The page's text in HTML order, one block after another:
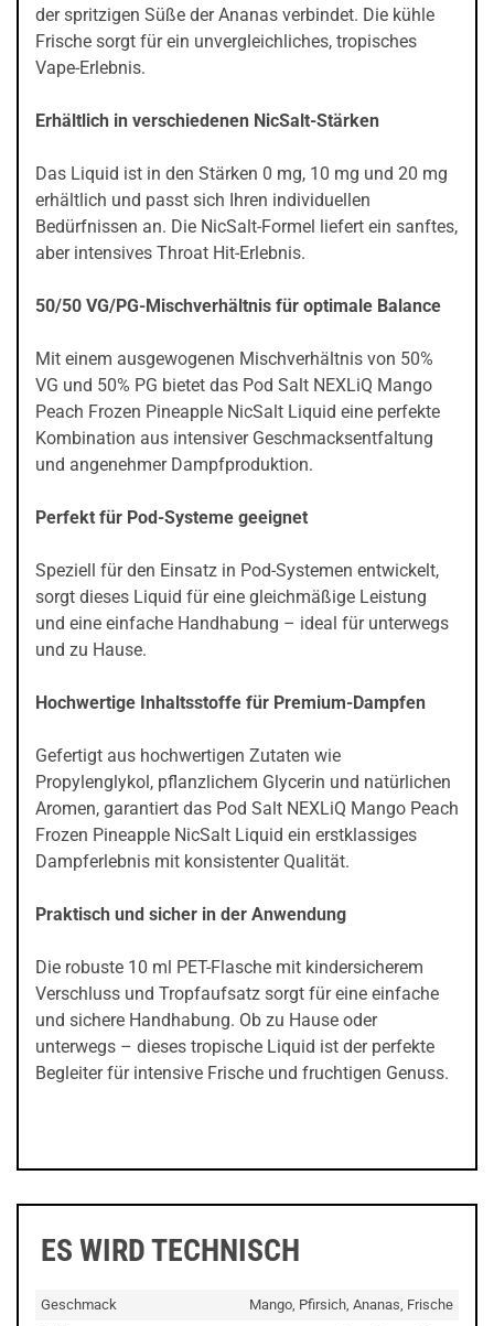
der spritzigen Süße der Ananas verbindet. Die kühle
Frische sorgt für ein unvergleichliches, tropisches
Vape-Erlebnis.
Erhältlich in verschiedenen NicSalt-Stärken
Das Liquid ist in den Stärken 0 mg, 10 mg und 20 mg
erhältlich und passt sich Ihren individuellen
Bedürfnissen an. Die NicSalt-Formel liefert ein sanftes,
aber intensives Throat Hit-Erlebnis.
50/50 VG/PG-Mischverhältnis für optimale Balance
Mit einem ausgewogenen Mischverhältnis von 50%
VG und 50% PG bietet das Pod Salt NEXLiQ Mango
Peach Frozen Pineapple NicSalt Liquid eine perfekte
Kombination aus intensiver Geschmacksentfaltung
und angenehmer Dampfproduktion.
Perfekt für Pod-Systeme geeignet
Speziell für den Einsatz in Pod-Systemen entwickelt,
sorgt dieses Liquid für eine gleichmäßige Leistung
und eine einfache Handhabung – ideal für unterwegs
und zu Hause.
Hochwertige Inhaltsstoffe für Premium-Dampfen
Gefertigt aus hochwertigen Zutaten wie
Propylenglykol, pflanzlichem Glycerin und natürlichen
Aromen, garantiert das Pod Salt NEXLiQ Mango Peach
Frozen Pineapple NicSalt Liquid ein erstklassiges
Dampferlebnis mit konsistenter Qualität.
Praktisch und sicher in der Anwendung
Die robuste 10 ml PET-Flasche mit kindersicherem
Verschluss und Tropfaufsatz sorgt für eine einfache
und sichere Handhabung. Ob zu Hause oder
unterwegs – dieses tropische Liquid ist der perfekte
Begleiter für intensive Frische und fruchtigen Genuss.
ES WIRD TECHNISCH
Geschmack
Mango, Pfirsich, Ananas, Frische